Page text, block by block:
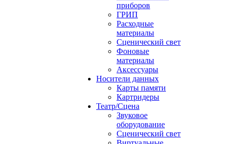
приборов
ГРИП
Расходные
материалы
Сценический свет
Фоновые
материалы
Аксессуары
Носители данных
Карты памяти
Картридеры
Театр/Сцена
Звуковое
оборудование
Сценический свет